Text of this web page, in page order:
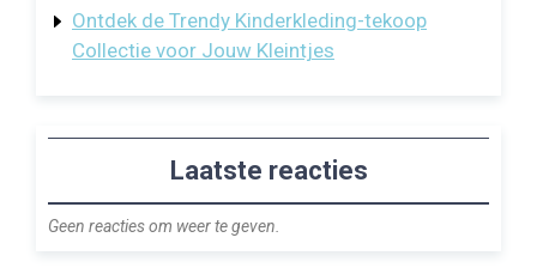
Ontdek de Trendy Kinderkleding-tekoop
Collectie voor Jouw Kleintjes
Laatste reacties
Geen reacties om weer te geven.